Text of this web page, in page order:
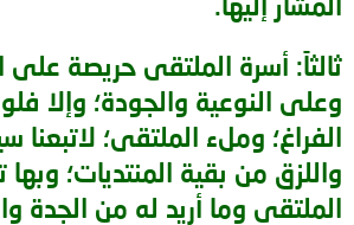
ثالثاً: أسرة الملتقى حريصة على
وعلى النوعية والجودة؛ وإلا فلو
الفراغ؛ وملء الملتقى؛
واللزق من بقية المنتديات؛
الملتقى وما أريد له من الجدة